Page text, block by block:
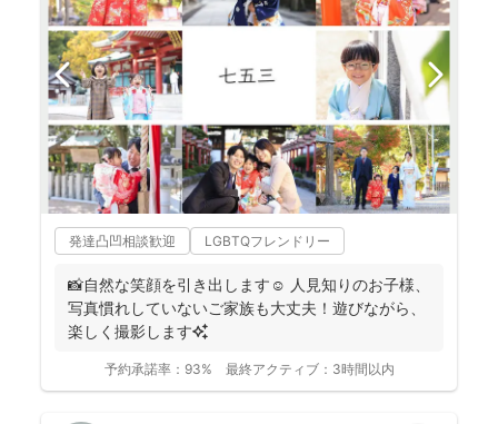
発達凸凹相談歓迎 LGBTQフレンドリー
📸自然な笑顔を引き出します☺️ 人見知りのお子様、
写真慣れしていないご家族も大丈夫！遊びながら、
楽しく撮影します✨
予約承諾率： 93% 最終アクティブ： 3時間以内